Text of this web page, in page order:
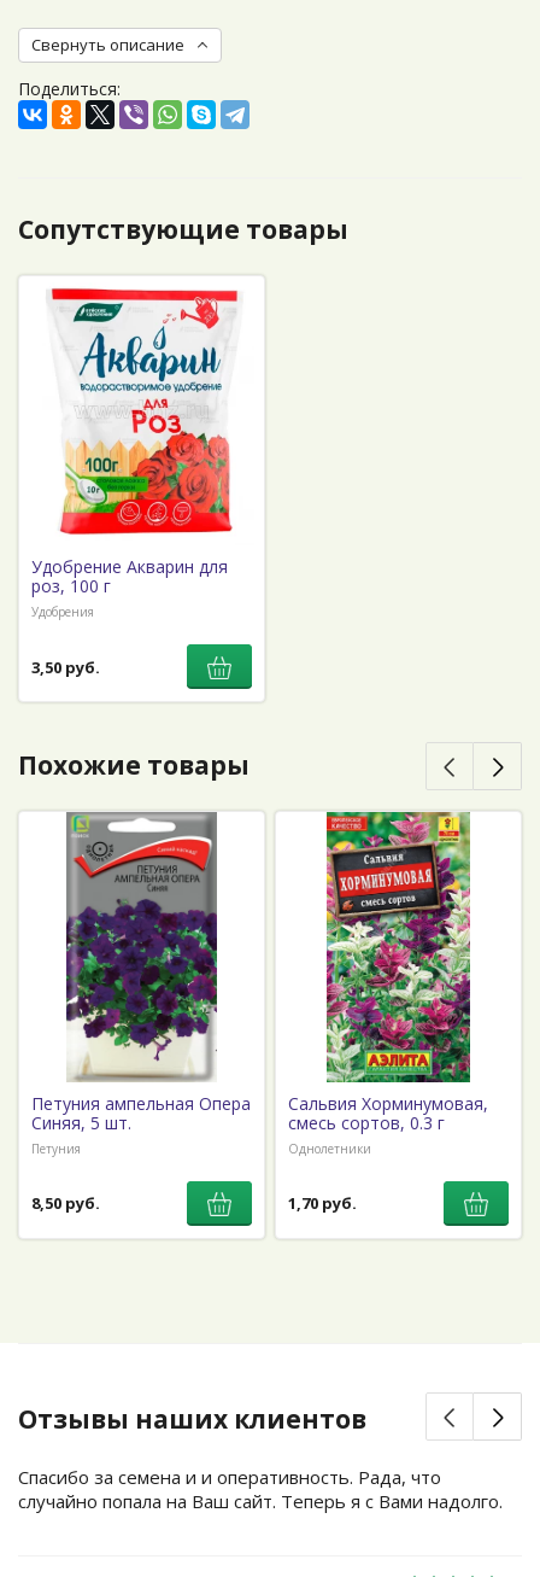
Свернуть описание
Поделиться:
Сопутствующие товары
Удобрение Акварин для
роз, 100 г
Удобрения
3,50 руб.
Похожие товары
Петуния ампельная Опера
Синяя, 5 шт.
Петуния
8,50 руб.
Сальвия Хорминумовая,
смесь сортов, 0.3 г
Однолетники
1,70 руб.
Отзывы наших клиентов
Спасибо за семена и и оперативность. Рада, что
случайно попала на Ваш сайт. Теперь я с Вами надолго.